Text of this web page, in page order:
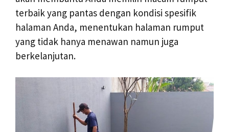
terbaik yang pantas dengan kondisi spesifik
halaman Anda, menentukan halaman rumput
yang tidak hanya menawan namun juga
berkelanjutan.